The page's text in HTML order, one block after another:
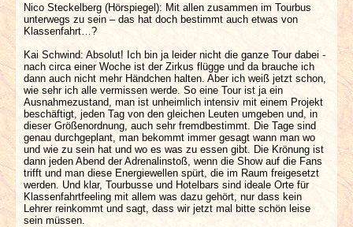
Nico Steckelberg (Hörspiegel): Mit allen zusammen im Tourbus
unterwegs zu sein – das hat doch bestimmt auch etwas von
Klassenfahrt…?
Kai Schwind: Absolut! Ich bin ja leider nicht die ganze Tour dabei -
nach circa einer Woche ist der Zirkus flügge und da brauche ich
dann auch nicht mehr Händchen halten. Aber ich weiß jetzt schon,
wie sehr ich alle vermissen werde. So eine Tour ist ja ein
Ausnahmezustand, man ist unheimlich intensiv mit einem Projekt
beschäftigt, jeden Tag von den gleichen Leuten umgeben und, in
dieser Größenordnung, auch sehr fremdbestimmt. Die Tage sind
genau durchgeplant, man bekommt immer gesagt wann man wo
und wie zu sein hat und wo es was zu essen gibt. Die Krönung ist
dann jeden Abend der Adrenalinstoß, wenn die Show auf die Fans
trifft und man diese Energiewellen spürt, die im Raum freigesetzt
werden. Und klar, Tourbusse und Hotelbars sind ideale Orte für
Klassenfahrtfeeling mit allem was dazu gehört, nur dass kein
Lehrer reinkommt und sagt, dass wir jetzt mal bitte schön leise
sein müssen.